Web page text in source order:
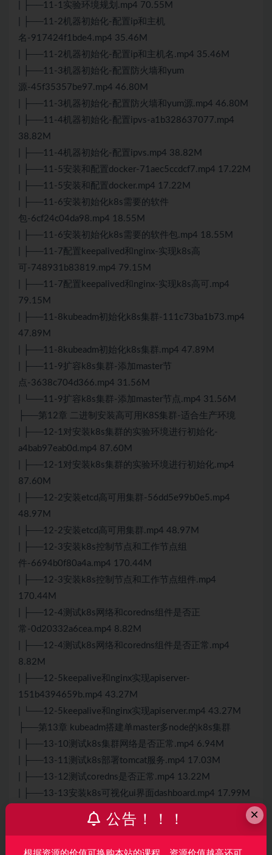
| ├──11-1实验环境规划.mp4 70.55M
| ├──11-2机器初始化-配置ip和主机
名-917424f1bde4.mp4 35.46M
| ├──11-2机器初始化-配置ip和主机名.mp4 35.46M
| ├──11-3机器初始化-配置防火墙和yum
源-45f35357be97.mp4 46.80M
| ├──11-3机器初始化-配置防火墙和yum源.mp4 46.80M
| ├──11-4机器初始化-配置ipvs-a1b328637077.mp4
38.82M
| ├──11-4机器初始化-配置ipvs.mp4 38.82M
| ├──11-5安装和配置docker-71aec5ccdcf7.mp4 17.22M
| ├──11-5安装和配置docker.mp4 17.22M
| ├──11-6安装初始化k8s需要的软件
包-6cf24c04da98.mp4 18.55M
| ├──11-6安装初始化k8s需要的软件包.mp4 18.55M
| ├──11-7配置keepalived和nginx-实现k8s高
可-748931b83819.mp4 79.15M
| ├──11-7配置keepalived和nginx-实现k8s高可.mp4
79.15M
| ├──11-8kubeadm初始化k8s集群-111c73ba1b73.mp4
47.89M
| ├──11-8kubeadm初始化k8s集群.mp4 47.89M
| ├──11-9扩容k8s集群-添加master节
点-3638c704d366.mp4 31.56M
| └──11-9扩容k8s集群-添加master节点.mp4 31.56M
├──第12章 二进制安装高可用 K8S集群-适合生产环境
| ├──12-1对安装k8s集群的实验环境进行初始化-
a4bab97eab0d.mp4 87.60M
| ├──12-1对安装k8s集群的实验环境进行初始化.mp4
87.60M
| ├──12-2安装etcd高可用集群-56dd5e99b0e5.mp4
48.97M
| ├──12-2安装etcd高可用集群.mp4 48.97M
| ├──12-3安装k8s控制节点和工作节点组
件-6694b0f80a4a.mp4 170.44M
| ├──12-3安装k8s控制节点和工作节点组件.mp4
170.44M
| ├──12-4测试k8s网络和coredns组件是否正
常-0d20332a6cea.mp4 8.82M
| ├──12-4测试k8s网络和coredns组件是否正常.mp4
8.82M
| ├──12-5keepalive和nginx实现apiserver-
151b4394659b.mp4 43.27M
| └──12-5keepalive和nginx实现apiserver.mp4 43.27M
├──第13章 kubeadm搭建单master多node的k8s集群
| ├──13-10测试k8s集群网络是否正常.mp4 6.94M
| ├──13-11测试k8s部署tomcat服务.mp4 17.03M
| ├──13-12测试coredns是否正常.mp4 13.22M
| ├──13-13安装k8s可视化ui界面dashboard.mp4 17.99M
| ├──13-14通过token登录dashboard界面.mp4 23.09M
| ├──13-15通过kubeconfig登录dashboard.mp4 48.52M
×
公告！！！